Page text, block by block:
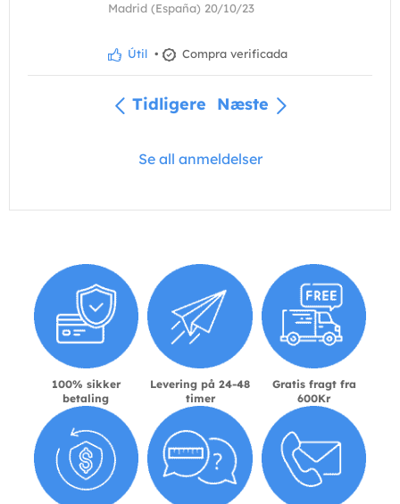
Madrid (España) 20/10/23
Útil • Compra verificada
Tidligere Næste
Se all anmeldelser
100% sikker
betaling
Levering på 24-48
timer
Gratis fragt fra
600Kr